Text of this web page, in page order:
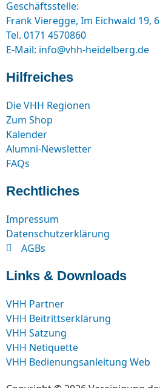
Geschäftsstelle:
Frank Vieregge, Im Eichwald 19,
Tel. 0171 4570860
E-Mail: info@vhh-heidelberg.de
Hilfreiches
Die VHH Regionen
Zum Shop
Kalender
Alumni-Newsletter
FAQs
Rechtliches
Impressum
Datenschutzerklärung
AGBs
Links & Downloads
VHH Partner
VHH Beitrittserklärung
VHH Satzung
VHH Netiquette
VHH Bedienungsanleitung Web